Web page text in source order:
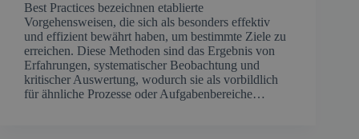
Best Practices bezeichnen etablierte
Vorgehensweisen, die sich als besonders effektiv
und effizient bewährt haben, um bestimmte Ziele zu
erreichen. Diese Methoden sind das Ergebnis von
Erfahrungen, systematischer Beobachtung und
kritischer Auswertung, wodurch sie als vorbildlich
für ähnliche Prozesse oder Aufgabenbereiche…